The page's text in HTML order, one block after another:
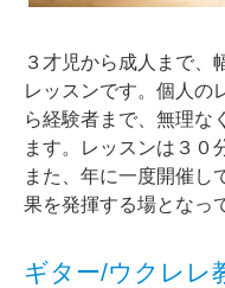
３才児から成人まで、
レッスンです。個人の
ら経験者まで、無理な
ます。レッスンは３０
また、年に一度開催し
果を発揮する場となっ
ギター/ウクレレ